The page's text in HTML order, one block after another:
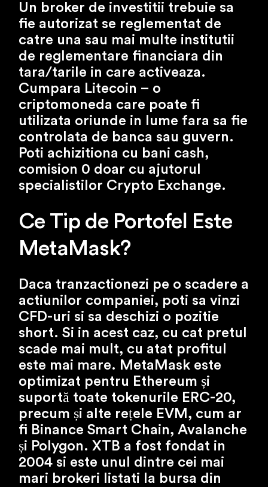
Un broker de investitii trebuie sa
fie autorizat se reglementat de
catre una sau mai multe institutii
de reglementare financiara din
tara/tarile in care activeaza.
Cumpara Litecoin – o
criptomoneda care poate fi
utilizata oriunde in lume fara sa fie
controlata de banca sau guvern.
Poti achizitiona cu bani cash,
comision 0 doar cu ajutorul
specialistilor Crypto Exchange.
Ce Tip de Portofel Este
MetaMask?
Daca tranzactionezi pe o scadere a
actiunilor companiei, poti sa vinzi
CFD-uri si sa deschizi o pozitie
short. Si in acest caz, cu cat pretul
scade mai mult, cu atat profitul
este mai mare. MetaMask este
optimizat pentru Ethereum și
suportă toate tokenurile ERC-20,
precum și alte rețele EVM, cum ar
fi Binance Smart Chain, Avalanche
și Polygon. XTB a fost fondat in
2004 si este unul dintre cei mai
mari brokeri listati la bursa din